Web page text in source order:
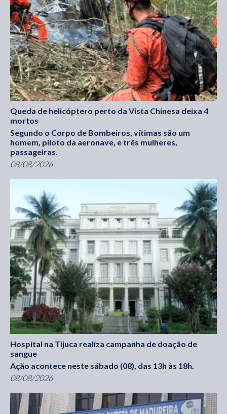
Queda de helicóptero perto da Vista Chinesa deixa 4
mortos
Segundo o Corpo de Bombeiros, vítimas são um
homem, piloto da aeronave, e três mulheres,
passageiras.
08/08/2026
Hospital na Tijuca realiza campanha de doação de
sangue
Ação acontece neste sábado (08), das 13h às 18h.
08/08/2026